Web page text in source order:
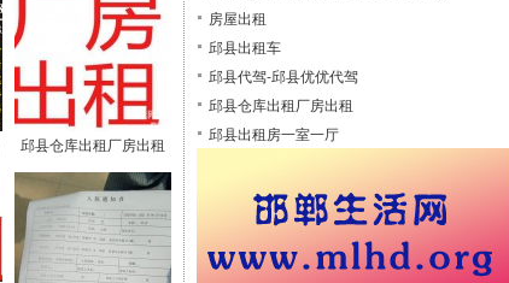
邱县仓库出租厂房出租
房屋出租
邱县出租车
邱县代驾-邱县优优代驾
邱县仓库出租厂房出租
邱县出租房一室一厅